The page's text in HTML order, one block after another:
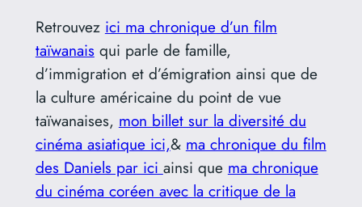
Retrouvez ici ma chronique d’un film
taïwanaisqui parle de famille,
d’immigration et d’émigration ainsi que de
la culture américaine du point de vue
taïwanaises, mon billet sur la diversité du
cinéma asiatique ici,& ma chronique du film
des Daniels par ici ainsi que ma chronique
du cinéma coréen avec la critique de la